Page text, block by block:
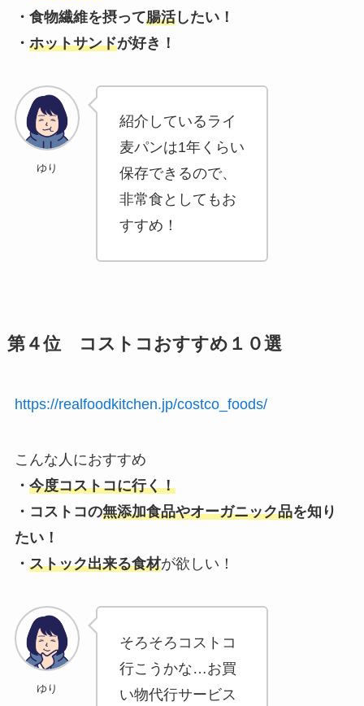
・食物繊維を摂って腸活したい！
・ ホットサンドが好き！
ゆり
紹介しているライ
麦パンは1年くらい
保存できるので、
非常食としてもお
すすめ！
第４位 コストコおすすめ１０選
https://realfoodkitchen.jp/costco_foods/
こんな人におすすめ
・ 今度コストコに行く！
・コストコの無添加食品やオーガニック品を知り
たい！
・ ストック出来る食材が欲しい！
ゆり
そろそろコストコ
行こうかな…お買
い物代行サービス